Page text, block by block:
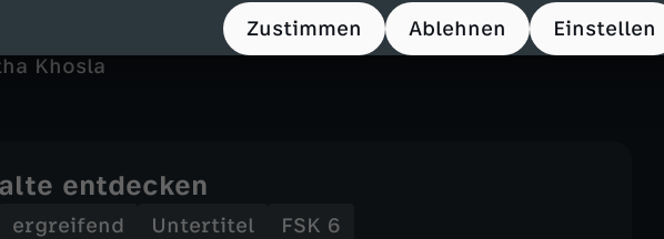
Zustimmen Ablehnen Einstellen
Kay Oyegun, Jake Schnesel
Khosla
entdecken
ergreifend Untertitel
FSK 6